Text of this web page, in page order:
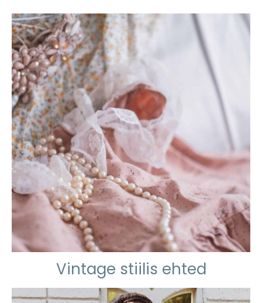
Vintage stiilis ehted